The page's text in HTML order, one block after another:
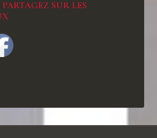
SUR LES